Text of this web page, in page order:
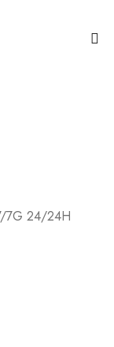
7G 24/24H